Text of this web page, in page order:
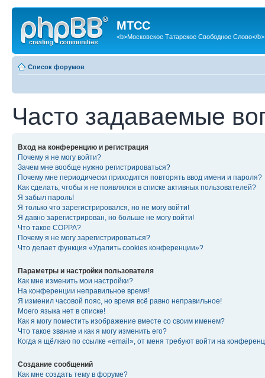
МТСС
<b>Московское Татарское Свободное Слово</b>
Список форумов
Часто задаваемые
Вход на конференцию и регистрация
Почему я не могу войти?
Зачем мне вообще нужно регистрироваться?
Почему мне периодически приходится повторять ввод имени и пароля?
Как сделать, чтобы я не появлялся в списке активных пользователей?
Я забыл пароль!
Я только что зарегистрировался, но не могу войти!
Я давно зарегистрирован, но больше не могу войти!
Что такое COPPA?
Почему я не могу зарегистрироваться?
Что делает функция «Удалить cookies конференции»?
Параметры и настройки пользователя
Как мне изменить мои настройки?
На конференции неправильное время!
Я изменил часовой пояс, но время всё равно неправильное!
Моего языка нет в списке!
Как я могу поместить изображение вместе со своим именем?
Что такое звание и как я могу изменить его?
Когда я щёлкаю по ссылке «email», от меня требуют войти на
Создание сообщений
Как мне создать тему в форуме?